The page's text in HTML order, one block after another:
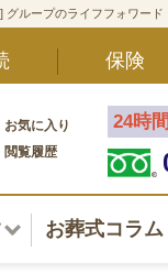
ループのライフフォワード
保険
お気に入り
閲覧履歴
24時
お葬式コラム